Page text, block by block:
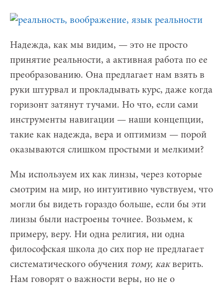
Надежда, как мы видим, — это не просто
принятие реальности, а активная работа по ее
преобразованию. Она предлагает нам взять в
руки штурвал и прокладывать курс, даже когда
горизонт затянут тучами. Но что, если сами
инструменты навигации — наши концепции,
такие как надежда, вера и оптимизм — порой
оказываются слишком простыми и мелкими?
Мы используем их как линзы, через которые
смотрим на мир, но интуитивно чувствуем, что
могли бы видеть гораздо больше, если бы эти
линзы были настроены точнее. Возьмем, к
примеру, веру. Ни одна религия, ни одна
философская школа до сих пор не предлагает
систематического обучения тому, какверить.
Нам говорят о важности веры, но не о